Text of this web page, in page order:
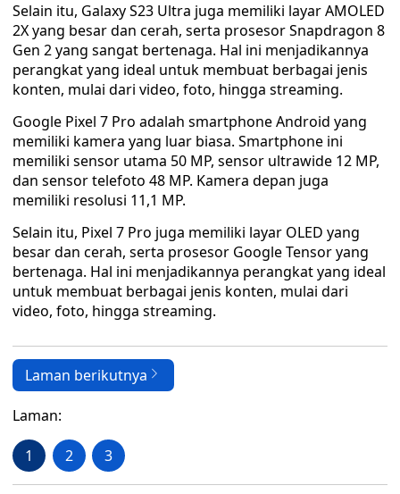
Selain itu, Galaxy S23 Ultra juga memiliki layar AMOLED
2X yang besar dan cerah, serta prosesor Snapdragon 8
Gen 2 yang sangat bertenaga. Hal ini menjadikannya
perangkat yang ideal untuk membuat berbagai jenis
konten, mulai dari video, foto, hingga streaming.
Google Pixel 7 Pro adalah smartphone Android yang
memiliki kamera yang luar biasa. Smartphone ini
memiliki sensor utama 50 MP, sensor ultrawide 12 MP,
dan sensor telefoto 48 MP. Kamera depan juga
memiliki resolusi 11,1 MP.
Selain itu, Pixel 7 Pro juga memiliki layar OLED yang
besar dan cerah, serta prosesor Google Tensor yang
bertenaga. Hal ini menjadikannya perangkat yang ideal
untuk membuat berbagai jenis konten, mulai dari
video, foto, hingga streaming.
Laman berikutnya
Laman:
1 2 3